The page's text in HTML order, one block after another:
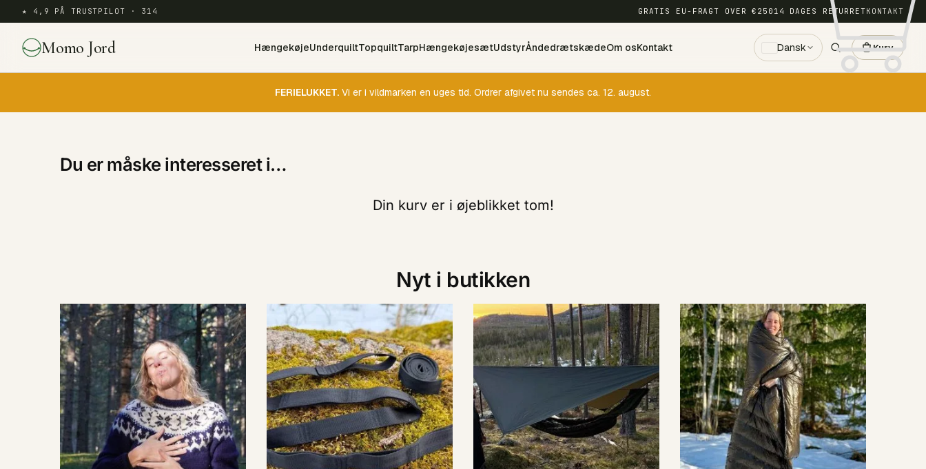
★ 4,9 PÅ TRUSTPILOT · 314 GRATIS EU-FRAGT OVER €250 14 DAGES RETURRETKONTAKT
Momo Jord HængekøjeUnderquiltTopquiltTarpHængekøjesætUdstyrÅndedrætskædeOm osKontakt Dansk Kurv
FERIELUKKET. Vi er i vildmarken en uges tid. Ordrer afgivet nu sendes ca. 12. august.
Du er måske interesseret i…
Din kurv er i øjeblikket tom!
Nyt i butikken